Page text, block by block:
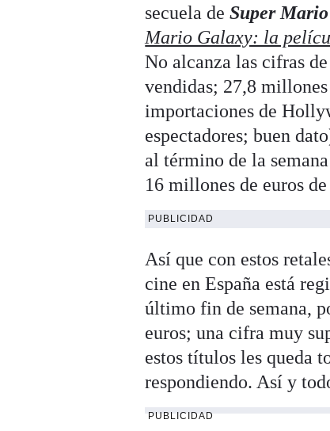
secuela deSuper
Mario Galaxy: la
No alcanza las cifras de
vendidas; 27,8
importaciones de
espectadores; buen
al término de la
16 millones de euros
PUBLICIDAD
Así que con estos
cine en España está
último fin de semana,
euros; una cifra muy
estos títulos les queda
respondiendo. Así y
PUBLICIDAD